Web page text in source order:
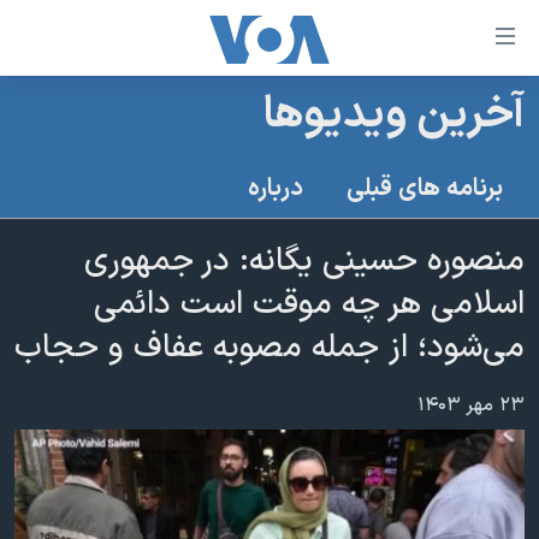
لینکهای
قابل
دسترسی
محتوای
جهش
به
صفحه
اصلی
جهش
به
جستجو
خانه
نسخه سبک وب‌سایت
موضوع ها
ایران
آمریکا
جهان
گزیده‌ها
ویژه برنامه‌ها
ویدیوها
برنامه های تلویزیونی
جدول برنامه ها
صفحه‌های ویژه
عملیات خشم حماسی
۲۵۰سالگی آمریکا
بایگانی برنامه‌های تلویزیونی
پخش رادیویی
یادگیری زبان انگلیسی
آخرین ویدیوها
برنامه های قبلی درباره
منصوره حسینی یگانه: در جمهوری
اسلامی هر چه موقت است دائمی
می‌شود؛ از جمله مصوبه عفاف و حجاب
۲۳ مهر ۱۴۰۳